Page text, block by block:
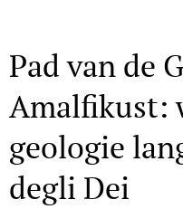
Pad van de
Amalfikust:
geologie
degli Dei